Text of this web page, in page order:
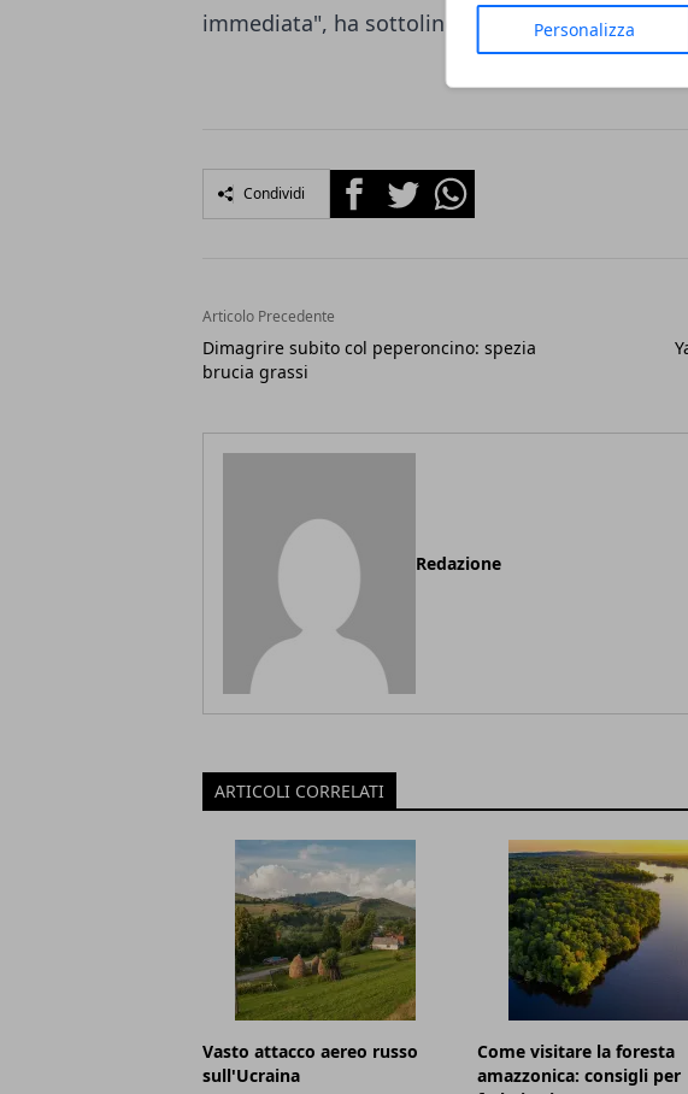
Personalizza
immediata", ha sottolineato Burn.
Condividi FacebookTwitterWhatsapp
Articolo Precedente
Dimagrire subito col peperoncino: spezia
brucia grassi
Redazione
ARTICOLI CORRELATI
Vasto attacco aereo russo
sull'Ucraina
Come visitare la foresta
amazzonica: consigli per